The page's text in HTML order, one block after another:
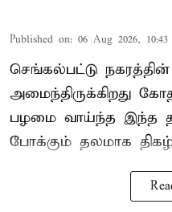
Published on: 06 Aug 2026,
செங்கல்பட்டு
அமைந்திருக்கிறது
பழமை வாய்ந்த இந்த
போக்கும் தலமாக